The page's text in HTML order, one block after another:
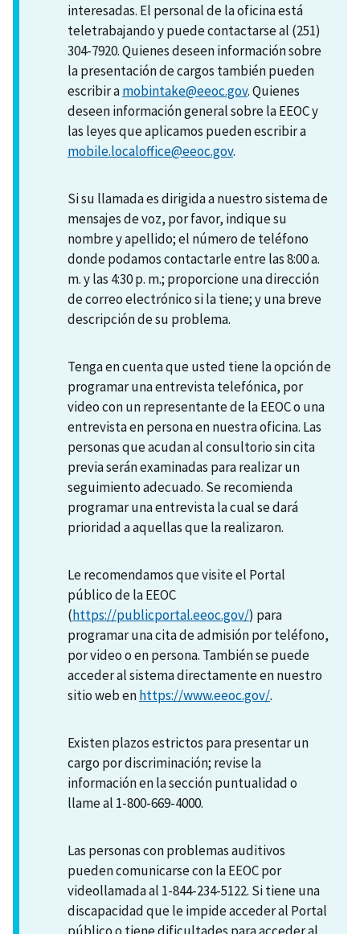
interesadas. El personal de la oficina está
teletrabajando y puede contactarse al (251)
304-7920. Quienes deseen información sobre
la presentación de cargos también pueden
escribir amobintake@eeoc.gov. Quienes
deseen información general sobre la EEOC y
las leyes que aplicamos pueden escribir a
mobile.localoffice@eeoc.gov.
Si su llamada es dirigida a nuestro sistema de
mensajes de voz, por favor, indique su
nombre y apellido; el número de teléfono
donde podamos contactarle entre las 8:00 a.
m. y las 4:30 p. m.; proporcione una dirección
de correo electrónico si la tiene; y una breve
descripción de su problema.
Tenga en cuenta que usted tiene la opción de
programar una entrevista telefónica, por
video con un representante de la EEOC o una
entrevista en persona en nuestra oficina. Las
personas que acudan al consultorio sin cita
previa serán examinadas para realizar un
seguimiento adecuado. Se recomienda
programar una entrevista la cual se dará
prioridad a aquellas que la realizaron.
Le recomendamos que visite el Portal
público de la EEOC
(https://publicportal.eeoc.gov/) para
programar una cita de admisión por teléfono,
por video o en persona. También se puede
acceder al sistema directamente en nuestro
sitio web enhttps://www.eeoc.gov/.
Existen plazos estrictos para presentar un
cargo por discriminación; revise la
información en la sección puntualidad o
llame al 1-800-669-4000.
Las personas con problemas auditivos
pueden comunicarse con la EEOC por
videollamada al 1-844-234-5122. Si tiene una
discapacidad que le impide acceder al Portal
público o tiene dificultades para acceder al